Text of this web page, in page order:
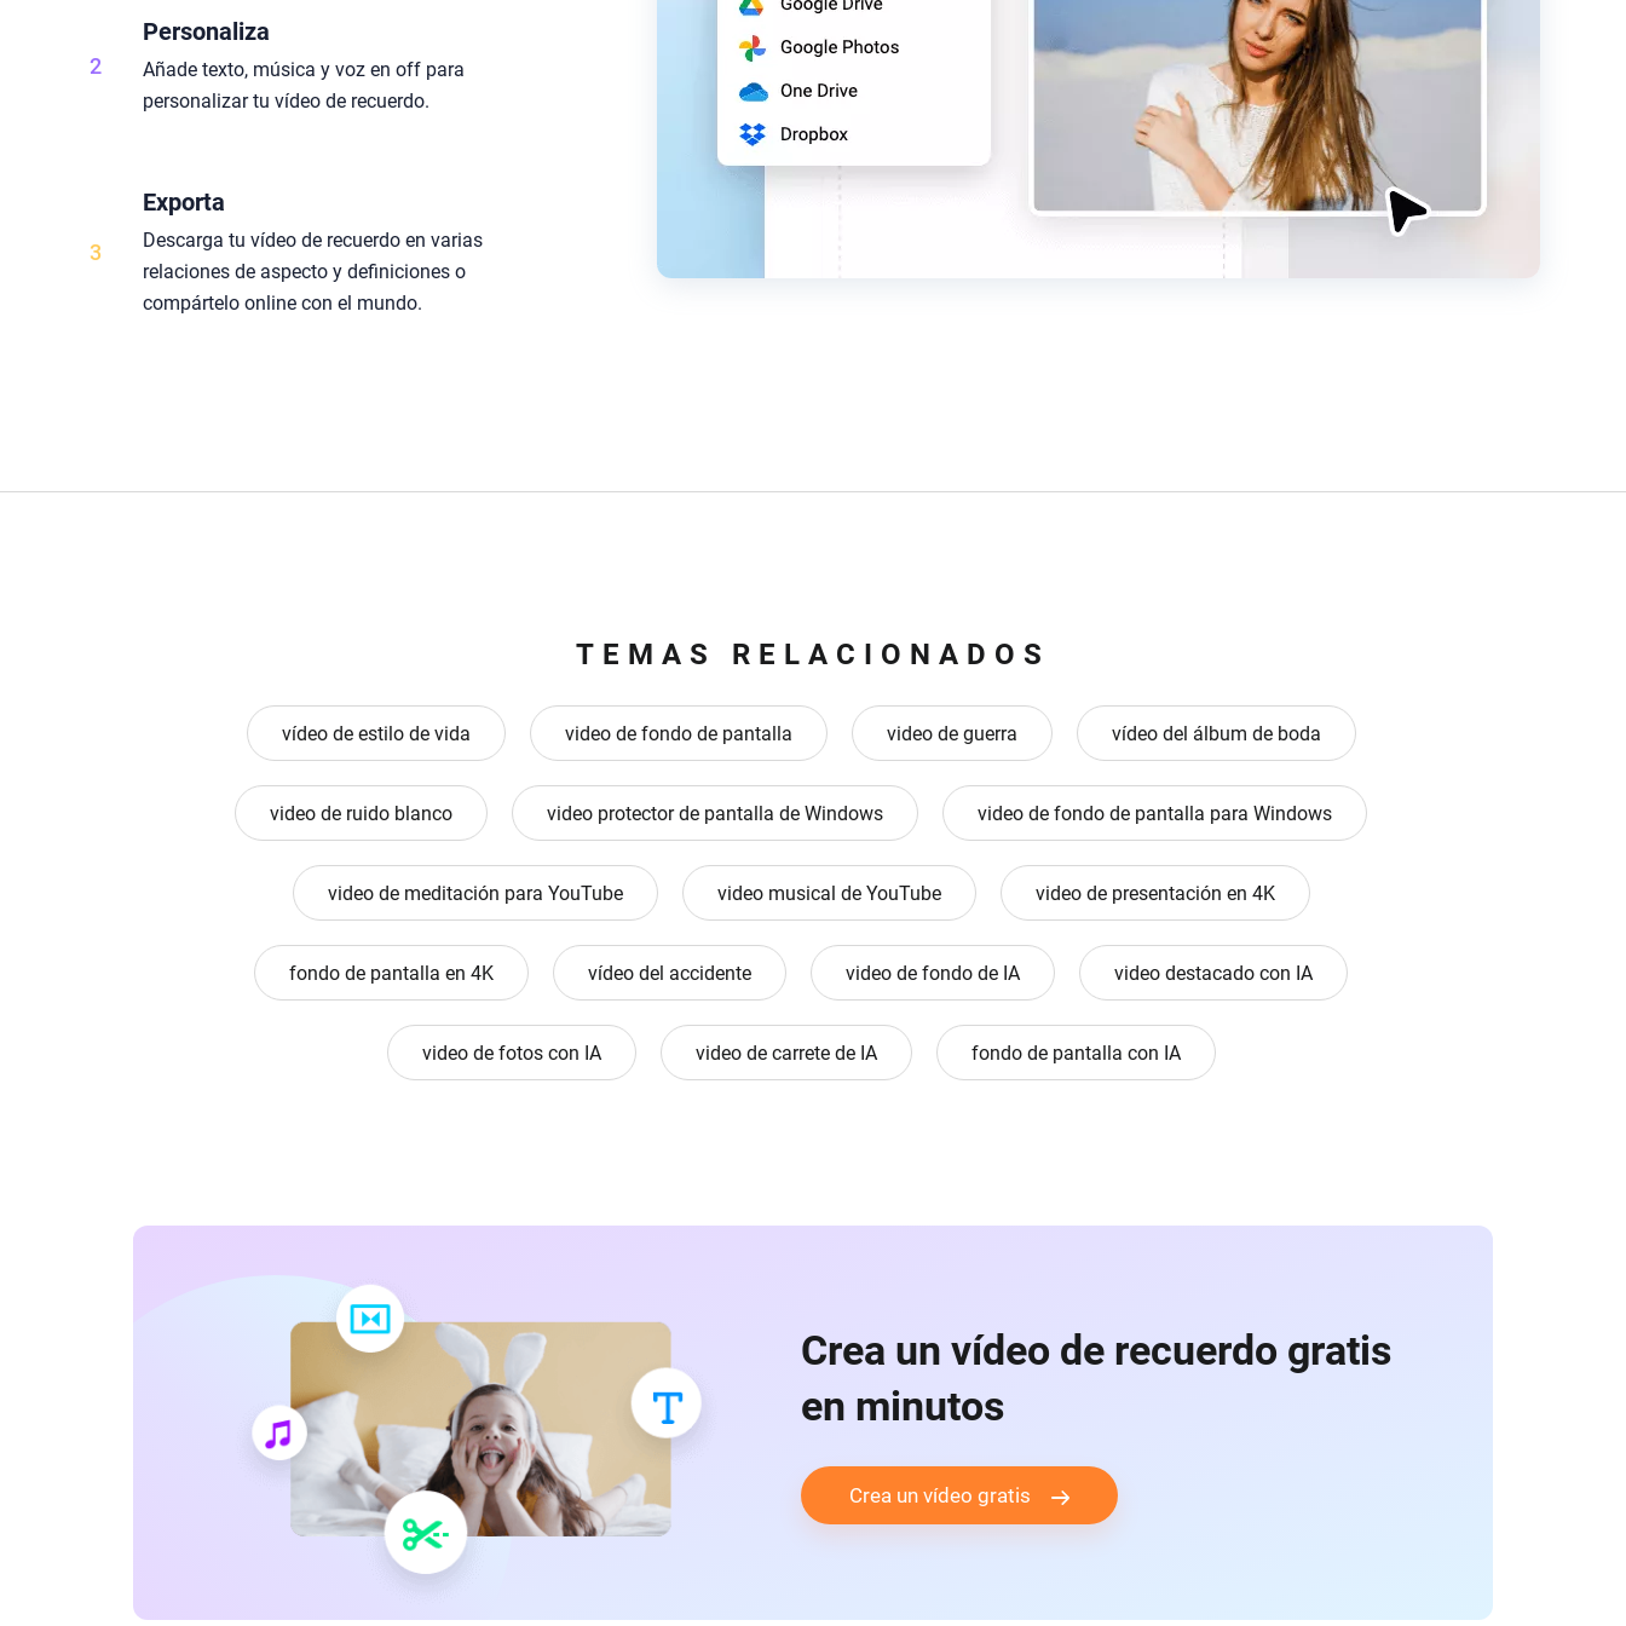
2
Personaliza
Añade texto, música y voz en off para
personalizar tu vídeo de recuerdo.
3
Exporta
Descarga tu vídeo de recuerdo en varias
relaciones de aspecto y definiciones o
compártelo online con el mundo.
TEMAS RELACIONADOS
vídeo de estilo de vida video de fondo de pantalla video de guerra vídeo del álbum de boda
video de ruido blanco video protector de pantalla de Windows video de fondo de pantalla para Windows
video de meditación para YouTube video musical de YouTube video de presentación en 4K
fondo de pantalla en 4K vídeo del accidente video de fondo de IA video destacado con IA
video de fotos con IA video de carrete de IA fondo de pantalla con IA
Crea un vídeo de recuerdo gratis
en minutos
Crea un vídeo gratis